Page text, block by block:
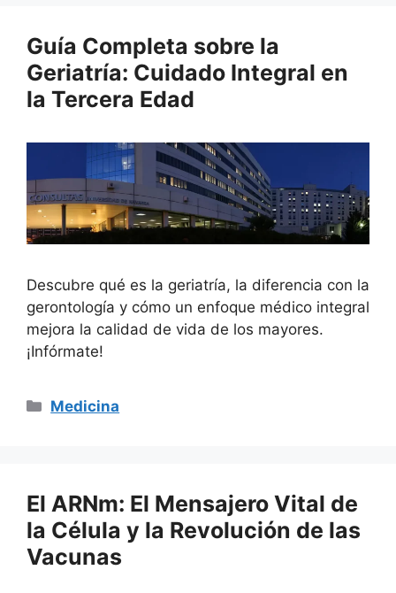
Guía Completa sobre la
Geriatría: Cuidado Integral en
la Tercera Edad
Descubre qué es la geriatría, la diferencia con la
gerontología y cómo un enfoque médico integral
mejora la calidad de vida de los mayores.
¡Infórmate!
Categorías
Medicina
El ARNm: El Mensajero Vital de
la Célula y la Revolución de las
Vacunas